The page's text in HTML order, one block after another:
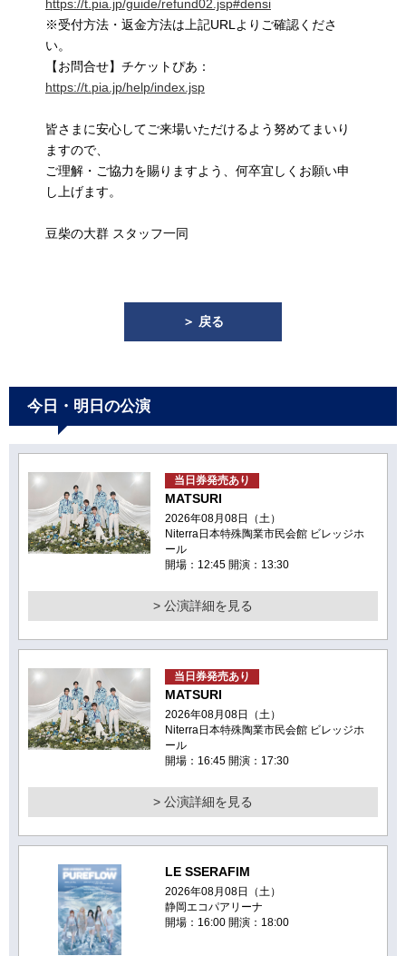
https://t.pia.jp/guide/refund02.jsp#densi
※受付方法・返金方法は上記URLよりご確認くださ
い。
【お問合せ】チケットぴあ：
https://t.pia.jp/help/index.jsp
皆さまに安心してご来場いただけるよう努めてまいり
ますので、
ご理解・ご協力を賜りますよう、何卒宜しくお願い申
し上げます。
豆柴の大群 スタッフ一同
＞ 戻る
今日・明日の公演
当日券発売あり
MATSURI
2026年08月08日（土）
Niterra日本特殊陶業市民会館 ビレッジホ
ール
開場：12:45 開演：13:30
> 公演詳細を見る
当日券発売あり
MATSURI
2026年08月08日（土）
Niterra日本特殊陶業市民会館 ビレッジホ
ール
開場：16:45 開演：17:30
> 公演詳細を見る
LE SSERAFIM
2026年08月08日（土）
静岡エコパアリーナ
開場：16:00 開演：18:00